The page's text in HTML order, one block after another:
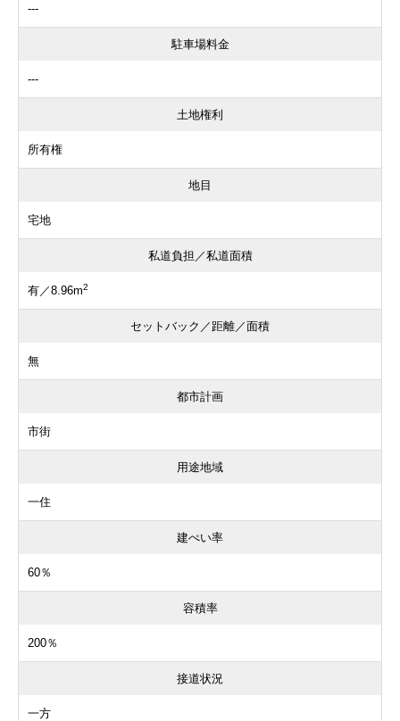
---
駐車場料金
---
土地権利
所有権
地目
宅地
私道負担／私道面積
有／8.96m2
セットバック／距離／面積
無
都市計画
市街
用途地域
一住
建ぺい率
60％
容積率
200％
接道状況
一方